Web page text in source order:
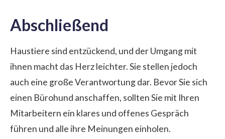
Abschließend
Haustiere sind entzückend, und der Umgang mit
ihnen macht das Herz leichter. Sie stellen jedoch
auch eine große Verantwortung dar. Bevor Sie sich
einen Bürohund anschaffen, sollten Sie mit Ihren
Mitarbeitern ein klares und offenes Gespräch
führen und alle ihre Meinungen einholen.